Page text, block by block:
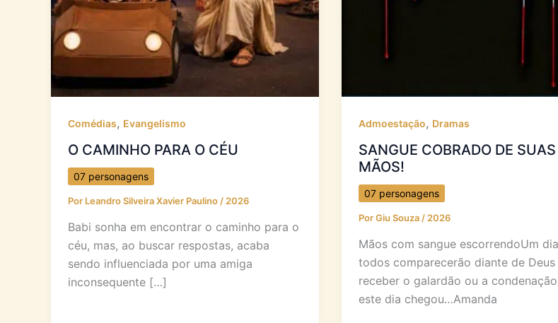
Comédias, Evangelismo
O CAMINHO PARA O CÉU
07 personagens
Por Leandro Silveira Xavier Paulino / 2026
Babi sonha em encontrar o caminho para o
céu, mas, ao buscar respostas, acaba
sendo influenciada por uma amiga
inconsequente […]
Admoestação, Dramas
SANGUE COBRADO DE SUAS
MÃOS!
07 personagens
PorGiu Souza / 2026
Mãos com sangue escorrendoUm dia
todos comparecerão diante de Deus
receber o galardão ou a
este dia chegou…Amanda